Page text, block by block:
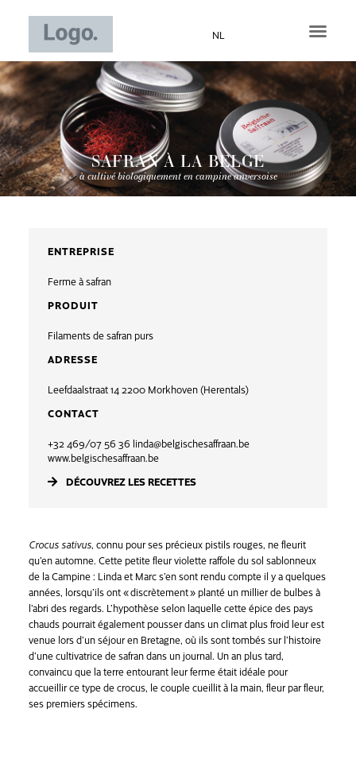
NL
SAFRAN À LA BELGE
à cultivé biologiquement en campine anversoise
ENTREPRISE
Ferme à safran
PRODUIT
Filaments de safran purs
ADRESSE
Leefdaalstraat 14 2200 Morkhoven(Herentals)
CONTACT
+32 469/07 56 36 linda@belgischesaffraan.be
www.belgischesaffraan.be
DÉCOUVREZ LES RECETTES
Crocus sativus, connu pour ses précieux pistils rouges, ne fleurit
qu’en automne. Cette petite fleur violette raffole du sol sablonneux
de la Campine : Linda et Marc s’en sont rendu compte il y a quelques
années, lorsqu’ils ont « discrètement » planté un millier de bulbes à
l’abri des regards. L’hypothèse selon laquelle cette épice des pays
chauds pourrait également pousser dans un climat plus froid leur est
venue lors d’un séjour en Bretagne, où ils sont tombés sur l’histoire
d’une cultivatrice de safran dans un journal. Un an plus tard,
convaincu que la terre entourant leur ferme était idéale pour
accueillir ce type de crocus, le couple cueillit à la main, fleur par fleur,
ses premiers spécimens.